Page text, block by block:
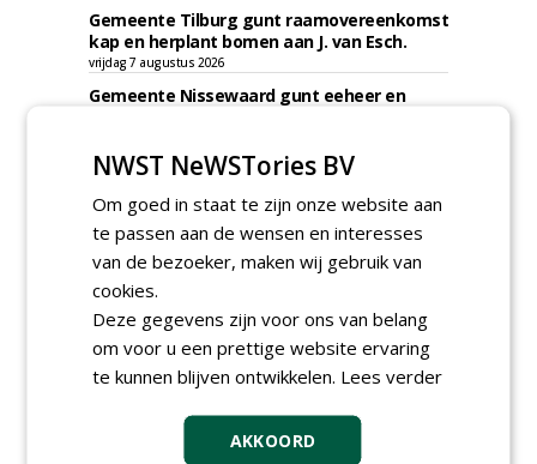
Gemeente Tilburg gunt raamovereenkomst
kap en herplant bomen aan J. van Esch.
vrijdag 7 augustus 2026
Gemeente Nissewaard gunt eeheer en
aan Ünsal Infratechniek.
Gemeente Tilburg gunt ecologische
verbindingszone Zwaluwenbunders en
boslandschap Rugdijk aan Van Helvoirt
Groenprojecten
vrijdag 7 augustus 2026
Gemeente Eindhoven gunt groot
onderhoud ''Stedelijk bos'' binnen de
bebouwingscontour houtkap aan
donderdag 6 augustus 2026
NWST NeWSTories BV
Om goed in staat te zijn onze website aan
te passen aan de wensen en interesses
van de bezoeker, maken wij gebruik van
cookies.
Deze gegevens zijn voor ons van belang
om voor u een prettige website ervaring
te kunnen blijven ontwikkelen. Lees verder
AKKOORD